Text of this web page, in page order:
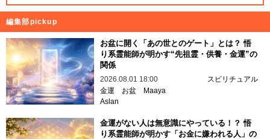
編集部pickup
お盆に開く「あの世とのゲート」とは？ 悟
り系霊能師が明かす“先祖霊・供養・金運”の
関係
2026.08.01 18:00
スピリチュアル
金運
お盆
Maaya
Aslan
金運がない人は無意識にやっている！？ 悟
り系霊能師が明かす「お金に嫌われる人」の